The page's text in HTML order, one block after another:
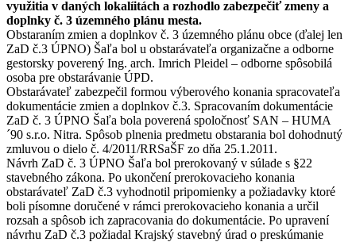
využitia v daných lokalíitách a rozhodlo zabezpečiť zmeny a
doplnky č. 3 územného plánu mesta.
Obstaraním zmien a doplnkov č. 3 územného plánu obce (ďalej len
ZaD č.3 ÚPNO) Šaľa bol u obstarávateľa organizačne a odborne
gestorsky poverený Ing. arch. Imrich Pleidel – odborne spôsobilá
osoba pre obstarávanie ÚPD.
Obstarávateľ zabezpečil formou výberového konania spracovateľa
dokumentácie zmien a doplnkov č.3. Spracovaním dokumentácie
ZaD č. 3 ÚPNO Šaľa bola poverená spoločnosť SAN – HUMA
´90 s.r.o. Nitra. Spôsob plnenia predmetu obstarania bol dohodnutý
zmluvou o dielo č. 4/2011/RRSaŠF zo dňa 25.1.2011.
Návrh ZaD č. 3 ÚPNO Šaľa bol prerokovaný v súlade s §22
stavebného zákona. Po ukončení prerokovacieho konania
obstarávateľ ZaD č.3 vyhodnotil pripomienky a požiadavky ktoré
boli písomne doručené v rámci prerokovacieho konania a určil
rozsah a spôsob ich zapracovania do dokumentácie. Po upravení
návrhu ZaD č.3 požiadal Krajský stavebný úrad o preskúmanie